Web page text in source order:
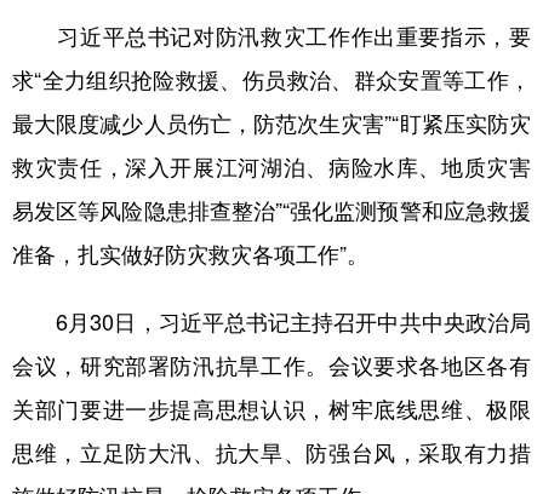
文化产业
地方频道
辽宁 吉林 上海
广西 海南 重庆
四川 贵州 云南 西藏
习近平总书记对防汛救灾工作作出重要指示，要
求“全力组织抢险救援、伤员救治、群众安置等工作，
最大限度减少人员伤亡，防范次生灾害”“盯紧压实防灾
救灾责任，深入开展江河湖泊、病险水库、地质灾害
易发区等风险隐患排查整治”“强化监测预警和应急救援
准备，扎实做好防灾救灾各项工作”。
6月30日，习近平总书记主持召开中共中央政治局
会议，研究部署防汛抗旱工作。会议要求各地区各有
关部门要进一步提高思想认识，树牢底线思维、极限
思维，立足防大汛、抗大旱、防强台风，采取有力措